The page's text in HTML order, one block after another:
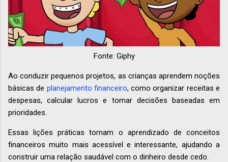
Fonte: Giphy
Ao conduzir pequenos projetos, as crianças aprendem noções
básicas de planejamento financeiro, como organizar receitas e
despesas, calcular lucros e tomar decisões baseadas em
prioridades.
Essas lições práticas tornam o aprendizado de conceitos
financeiros muito mais acessível e interessante, ajudando a
construir uma relação saudável com o dinheiro desde cedo.